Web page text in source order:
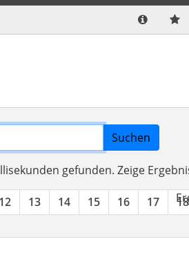
Suchen
gefunden. Zeige
12 13 14 15 16 17 18